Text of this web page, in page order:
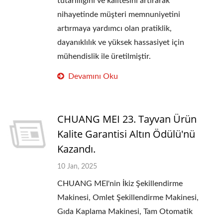
nihayetinde müşteri memnuniyetini
artırmaya yardımcı olan pratiklik,
dayanıklılık ve yüksek hassasiyet için
mühendislik ile üretilmiştir.
Devamını Oku
CHUANG MEI 23. Tayvan Ürün
Kalite Garantisi Altın Ödülü'nü
Kazandı.
10 Jan, 2025
CHUANG MEI'nin İkiz Şekillendirme
Makinesi, Omlet Şekillendirme Makinesi,
Gıda Kaplama Makinesi, Tam Otomatik